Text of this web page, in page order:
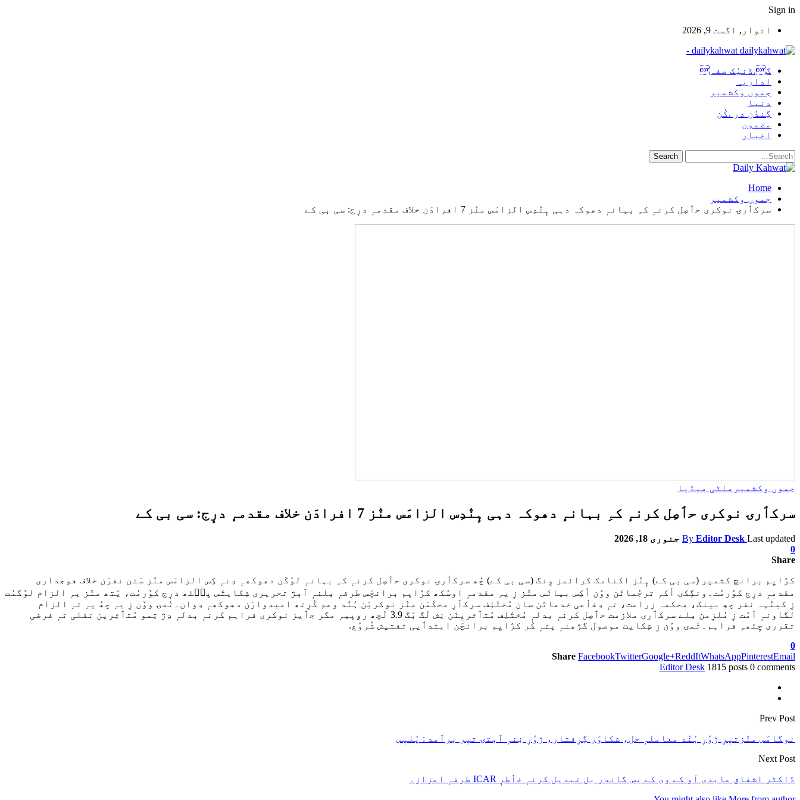
Sign in
اتوار, اگست 9, 2026
dailykahwat -
گ.ڈنیُک صفہ
اداریہ
جموں وکشمیر
دنیا
گِندُن در .کُن
مضمون
اخبار
Home
جموں وکشمیر
سرکٲرۍ نوکری حٲصِل کرنہٕ کہِ بہانہٕ دھوکہ دہی ہٕنٛدِس الزامَس منٛز 7 افرادَن خلاف مقدمہٕ درٕج: سی بی کے
جموں وکشمیر ملٹی میڈیا
سرکٲرۍ نوکری حٲصِل کرنہٕ کہِ بہانہٕ دھوکہ دہی ہٕنٛدِس الزامَس منٛز 7 افرادَن خلاف مقدمہٕ درٕج: سی بی کے
By Editor Desk Last updated
جنوری 18, 2026
0
Share
کرٛایِم برانچ کشمیر (سی بی کے) ہٕنٛز اکنامک کرائمز وِنگ (سی بی کے) چُھ سرکٲرۍ نوکری حٲصِل کرنہٕ کہِ بہانہٕ لوٗکَن دھوکھہٕ دِنہٕ کِس الزامَس منٛز سَتن نفرَن خلاف فوجداری
مقدمہٕ درٕج کوٚرمُت۔ونگٕکۍ أکہِ ترجُمانَن ووٚن أکِس بیانَس منٛز زِ یہِ مقدمہٕ اوسُکھ کرٛایِم برانچَس طرفہٕ مِلنہٕ آمٕژ تحریری شِکایتَس پٮ۪ٹھ درٕج کوٚرمُت، یَتھ منٛز یہِ الزام لوٚگمُت
زِ کینٛہہ نفر چھِ بینک، محکمہ زراعت، تہٕ دِفٲعی خدماتَن سان مُختٔلِف سرکٲرِ محکَمَن منٛز نوکریَن ہُنٛد وعدٕ کٔرِتھ امیدوارَن دھوکھہٕ دِوان۔تٔمۍ ووٚن زِ یہِ چھُ یہِ تہِ الزام
لگاونہٕ آمُت زِ مُلزِمن مِلے سرکٲرۍ ملازمت حٲصِل کرنہٕ بدلہٕ مُختٔلِف مُتٲثریٖنَن نِش لَگ بَگ 3.9 لَچھ رۄپیہِ مگر جٲیز نوکری فراہم کرنہٕ بدلہٕ دِژ تِمو مُتٲثِرین نقلی تہٕ فرضی
تقرری چِٹھہِ فراہم۔تٔمۍ ووٚن زِ شِکایت موصول گژھنہٕ پتہٕ کٔر کرٛایِم برانچَن ابتدٲیی تفتیش شُروٗع.
0
Share FacebookTwitterGoogle+ReddItWhatsAppPinterestEmail
Editor Desk 1815 posts 0 comments
Prev Post
نوگامَس منٛزتیٖرِ ژوٗرِ ہُنٛد معاملہٕ حل، شکاوَر گِرِفتار، ژوٗرِ نِنہٕ آمٕتۍ تیٖر برآمد : پُلیٖس
Next Post
ڈاکٹر اشفاق عابدی آو کے وی کے یس گاندر بل تبدیل کرنہٕ خٲطرٕ ICAR طرفہٕ اعزاز۔